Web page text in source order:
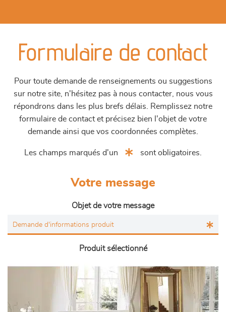
Formulaire de contact
Pour toute demande de renseignements ou suggestions
sur notre site, n'hésitez pas à nous contacter, nous vous
répondrons dans les plus brefs délais. Remplissez notre
formulaire de contact et précisez bien l'objet de votre
demande ainsi que vos coordonnées complètes.
Les champs marqués d'un sont obligatoires.
Votre message
Objet de votre message
Produit sélectionné